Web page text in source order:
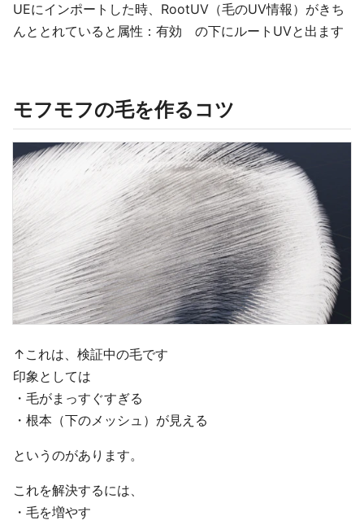
UEにインポートした時、RootUV（毛のUV情報）がきち
んととれていると属性：有効 の下にルートUVと出ます
モフモフの毛を作るコツ
↑これは、検証中の毛です
印象としては
・毛がまっすぐすぎる
・根本（下のメッシュ）が見える
というのがあります。
これを解決するには、
・毛を増やす